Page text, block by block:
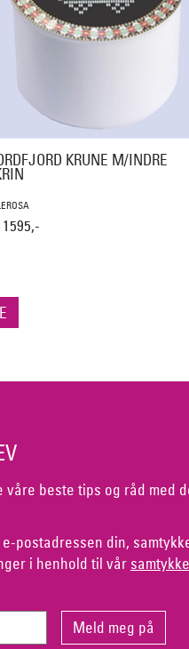
KRUNE M/INDRE
våre beste tips og råd med
postadressen din,
i henhold til vår